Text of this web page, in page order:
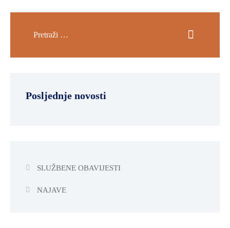
Posljednje novosti
SLUŽBENE OBAVIJESTI
NAJAVE